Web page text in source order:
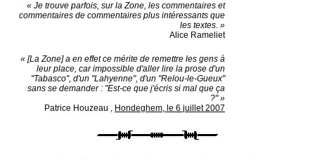
« Je trouve parfois, sur la Zone, les commentaires et
commentaires de commentaires plus intéressants que
les textes. »
Alice Rameliet
« [La Zone] a en effet ce mérite de remettre les gens à
leur place, car impossible d'aller lire la prose d'un
"Tabasco", d'un "Lahyenne", d'un "Relou-le-Gueux"
sans se demander : "Est-ce que j'écris si mal que ça
?" »
Patrice Houzeau , Hondeghem, le 6 juillet 2007